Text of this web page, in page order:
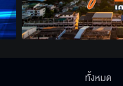
ทั้งหมด